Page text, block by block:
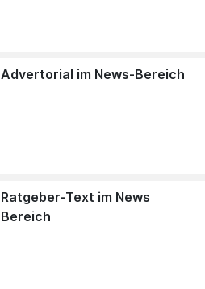
Advertorial im News-Bereich
Ratgeber-Text im News
Bereich